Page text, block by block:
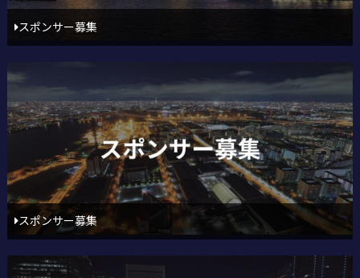
スポンサー募集
スポンサー募集